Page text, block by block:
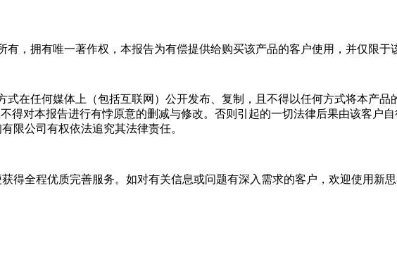
，拥有唯一著作权，本报告为有偿提供给购买该产品的客户使用，并仅限于
在任何媒体上（包括互联网）公开发布、复制，且不得以任何方式将本产品
对本报告进行有悖原意的删减与修改。否则引起的一切法律后果由该客户
限公司有权依法追究其法律责任。
得全程优质完善服务。如对有关信息或问题有深入需求的客户，欢迎使用新思